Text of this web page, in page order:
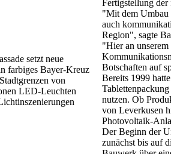
setzt neue
farbiges Bayer-Kreuz
von
LED-Leuchten
Fertigstellung der
"Mit dem Umbau
auch
Region", sagte
"Hier an
Botschaften auf
Bereits 1999
nutzen. Ob
von Leverkusen
Photovoltaik-
Der Beginn der
zunächst bis auf